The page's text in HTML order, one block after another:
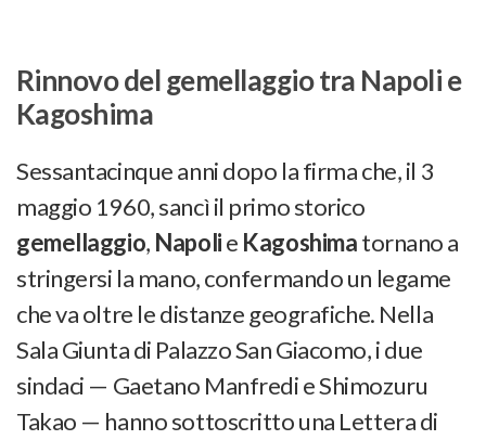
Rinnovo del gemellaggio tra Napoli e
Kagoshima
Sessantacinque anni dopo la firma che, il 3
maggio 1960, sancì il primo storico
gemellaggio, Napolie Kagoshimatornano a
stringersi la mano, confermando un legame
che va oltre le distanze geografiche. Nella
Sala Giunta di Palazzo San Giacomo, i due
sindaci — Gaetano Manfredi e Shimozuru
Takao — hanno sottoscritto una Lettera di